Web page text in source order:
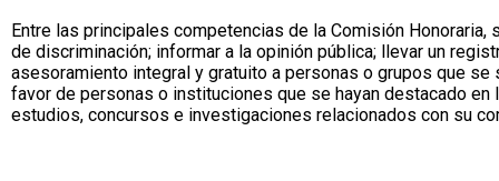
Entre las principales competencias de la Comisión Honoraria,
de discriminación; informar a la opinión pública; llevar un
asesoramiento integral y gratuito a personas o grupos que
favor de personas o instituciones que se hayan destacado en
estudios, concursos e investigaciones relacionados con su